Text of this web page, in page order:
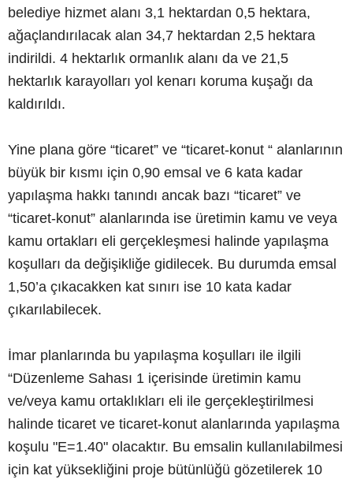
belediye hizmet alanı 3,1 hektardan 0,5 hektara,
ağaçlandırılacak alan 34,7 hektardan 2,5 hektara
indirildi. 4 hektarlık ormanlık alanı da ve 21,5
hektarlık karayolları yol kenarı koruma kuşağı da
kaldırıldı.
Yine plana göre “ticaret” ve “ticaret-konut “ alanlarının
büyük bir kısmı için 0,90 emsal ve 6 kata kadar
yapılaşma hakkı tanındı ancak bazı “ticaret” ve
“ticaret-konut” alanlarında ise üretimin kamu ve veya
kamu ortakları eli gerçekleşmesi halinde yapılaşma
koşulları da değişikliğe gidilecek. Bu durumda emsal
1,50’a çıkacakken kat sınırı ise 10 kata kadar
çıkarılabilecek.
İmar planlarında bu yapılaşma koşulları ile ilgili
“Düzenleme Sahası 1 içerisinde üretimin kamu
ve/veya kamu ortaklıkları eli ile gerçekleştirilmesi
halinde ticaret ve ticaret-konut alanlarında yapılaşma
koşulu "E=1.40" olacaktır. Bu emsalin kullanılabilmesi
için kat yüksekliğini proje bütünlüğü gözetilerek 10